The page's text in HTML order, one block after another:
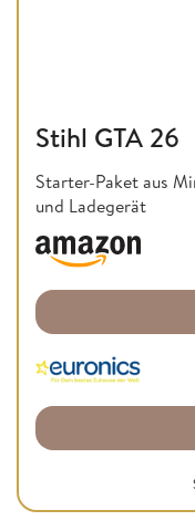
Stihl GTA 26
Starter-Paket aus
und Ladegerät